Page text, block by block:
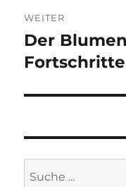
WEITER
Nächster
Beitrag:
Der
Fortschritte